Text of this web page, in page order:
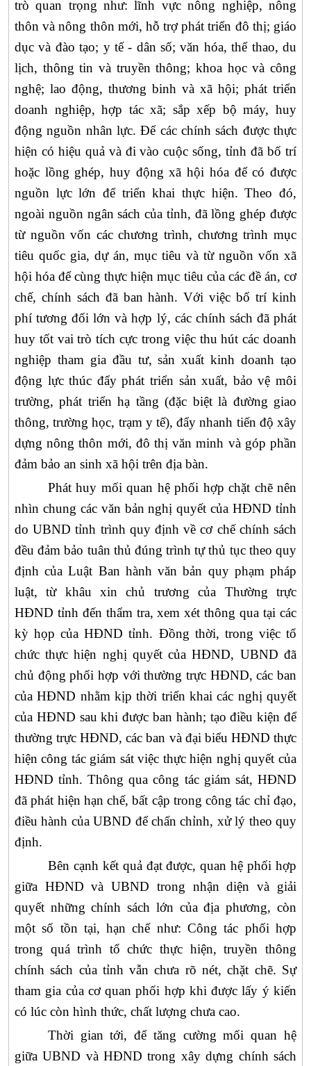
trò quan trọng như:lĩnh vực nông nghiệp, nông
thôn và nông thôn mới, hỗ trợ phát triển đô thị; giáo
dục và đào tạo; y tế - dân số; văn hóa, thể thao, du
lịch, thông tin và truyền thông; khoa học và công
nghệ; lao động, thương binh và xã hội; phát triển
doanh nghiệp, hợp tác xã; sắp xếp bộ máy, huy
động nguồn nhân lực. Để các chính sách được thực
hiện có hiệu quả và đi vào cuộc sống, tỉnh đã bố trí
hoặc lồng ghép, huy động xã hội hóa để có được
nguồn lực lớn để triển khai thực hiện. Theo đó,
ngoài nguồn ngân sách của tỉnh, đã lồng ghép được
từ nguồn vốn các chương trình, chương trình mục
tiêu quốc gia, dự án, mục tiêu và từ nguồn vốn xã
hội hóa để cùng thực hiện mục tiêu của các đề án, cơ
chế, chính sách đã ban hành. Với việc bố trí kinh
phí tương đối lớn và hợp lý, các chính sách đã phát
huy tốt vai trò tích cực trong việc thu hút các doanh
nghiệp tham gia đầu tư, sản xuất kinh doanh tạo
động lực thúc đẩy phát triển sản xuất, bảo vệ môi
trường, phát triển hạ tầng (đặc biệt là đường giao
thông, trường học, trạm y tế), đẩy nhanh tiến độ xây
dựng nông thôn mới, đô thị văn minh và góp phần
đảm bảo an sinh xã hội trên địa bàn.
Phát huy mối quan hệ phối hợp chặt chẽ nên
nhìn chung các văn bản nghị quyết của HĐND tỉnh
do UBND tỉnh trình quy định về cơ chế chính sách
đều đảm bảo tuân thủ đúng trình tự thủ tục theo quy
định của Luật Ban hành văn bản quy phạm pháp
luật, từ khâu xin chủ trương của Thường trực
HĐND tỉnh đến thẩm tra, xem xét thông qua tại các
kỳ họp của HĐND tỉnh. Đồng thời, trong việc tổ
chức thực hiện nghị quyết của HĐND, UBND đã
chủ động phối hợp với thường trực HĐND, các ban
của HĐND nhằm kịp thời triển khai các nghị quyết
của HĐND sau khi được ban hành; tạo điều kiện để
thường trực HĐND, các ban và đại biểu HĐND thực
hiện công tác giám sát việc thực hiện nghị quyết của
HĐND tỉnh. Thông qua công tác giám sát, HĐND
đã phát hiện hạn chế, bất cập trong công tác chỉ đạo,
điều hành củaUBND để chấn chỉnh, xử lý theo quy
định.
Bên cạnh kết quả đạt được, quan hệ phối hợp
giữa HĐND và UBND trong nhận diện và giải
quyết những chính sách lớn của địa phương, còn
một số tồn tại, hạn chế như: Công tác phối hợp
trong quá trình tổ chức thực hiện, truyền thông
chính sách của tỉnh vẫn chưa rõ nét, chặt chẽ. Sự
tham gia của cơ quan phối hợp khi được lấy ý kiến
có lúc còn hình thức, chất lượng chưa cao.
Thời gian tới,để tăng cường mối quan hệ
giữaUBND vàHĐNDtrong xây dựng chính sách